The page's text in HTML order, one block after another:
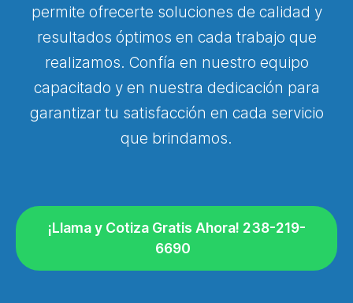
permite ofrecerte soluciones de calidad y
resultados óptimos en cada trabajo que
realizamos. Confía en nuestro equipo
capacitado y en nuestra dedicación para
garantizar tu satisfacción en cada servicio
que brindamos.
¡Llama y Cotiza Gratis Ahora! 238-219-
6690